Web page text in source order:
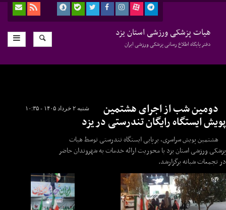
هیات پزشکی ورزشی استان یزد
دفتر پایگاه اطلاع رسانی پزشکی ورزشی ایران
شنبه ۲ خرداد ۱۴۰۵ - ۱۰:۳۵ دومین شب از اجرای هشتمین
پویش ایستگاه رایگان تندرستی در یزد
هشتمین پویش سراسری، برپایی ایستگاه تندرستی توسط هیات
پزشکی ورزشی استان یزد با محوریت ارائه خدمات به شهروندان حاضر
در تجمعات شبانه برگزارشد.